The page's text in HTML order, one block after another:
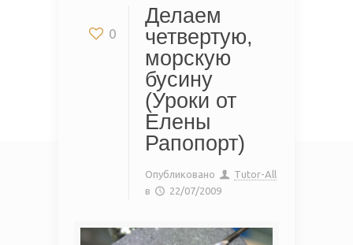
0
Делаем
четвертую,
морскую
бусину
(Уроки от
Елены
Рапопорт)
Опубликовано
Tutor-All
в
22/07/2009